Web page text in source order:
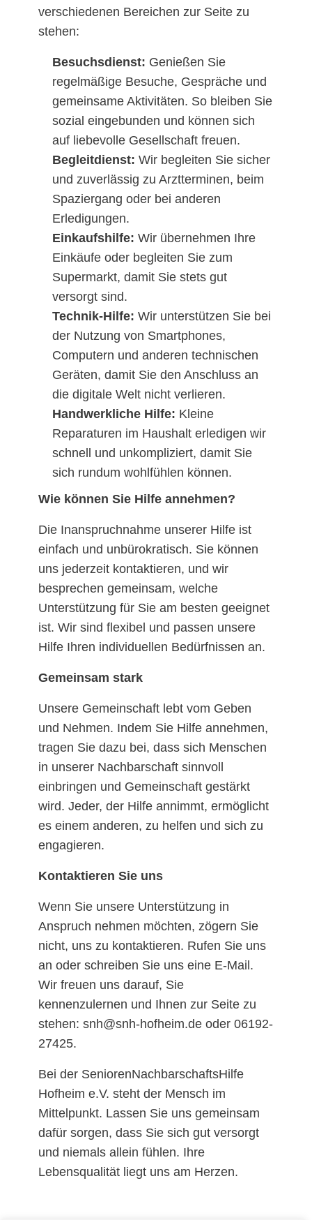
verschiedenen Bereichen zur Seite zu
stehen:
Besuchsdienst: Genießen Sie
regelmäßige Besuche, Gespräche und
gemeinsame Aktivitäten. So bleiben Sie
sozial eingebunden und können sich
auf liebevolle Gesellschaft freuen.
Begleitdienst: Wir begleiten Sie sicher
und zuverlässig zu Arztterminen, beim
Spaziergang oder bei anderen
Erledigungen.
Einkaufshilfe: Wir übernehmen Ihre
Einkäufe oder begleiten Sie zum
Supermarkt, damit Sie stets gut
versorgt sind.
Technik-Hilfe: Wir unterstützen Sie bei
der Nutzung von Smartphones,
Computern und anderen technischen
Geräten, damit Sie den Anschluss an
die digitale Welt nicht verlieren.
Handwerkliche Hilfe: Kleine
Reparaturen im Haushalt erledigen wir
schnell und unkompliziert, damit Sie
sich rundum wohlfühlen können.
Wie können Sie Hilfe annehmen?
Die Inanspruchnahme unserer Hilfe ist
einfach und unbürokratisch. Sie können
uns jederzeit kontaktieren, und wir
besprechen gemeinsam, welche
Unterstützung für Sie am besten geeignet
ist. Wir sind flexibel und passen unsere
Hilfe Ihren individuellen Bedürfnissen an.
Gemeinsam stark
Unsere Gemeinschaft lebt vom Geben
und Nehmen. Indem Sie Hilfe annehmen,
tragen Sie dazu bei, dass sich Menschen
in unserer Nachbarschaft sinnvoll
einbringen und Gemeinschaft gestärkt
wird. Jeder, der Hilfe annimmt, ermöglicht
es einem anderen, zu helfen und sich zu
engagieren.
Kontaktieren Sie uns
Wenn Sie unsere Unterstützung in
Anspruch nehmen möchten, zögern Sie
nicht, uns zu kontaktieren. Rufen Sie uns
an oder schreiben Sie uns eine E-Mail.
Wir freuen uns darauf, Sie
kennenzulernen und Ihnen zur Seite zu
stehen: snh@snh-hofheim.de oder 06192-
27425.
Bei der SeniorenNachbarschaftsHilfe
Hofheim e.V. steht der Mensch im
Mittelpunkt. Lassen Sie uns gemeinsam
dafür sorgen, dass Sie sich gut versorgt
und niemals allein fühlen. Ihre
Lebensqualität liegt uns am Herzen.